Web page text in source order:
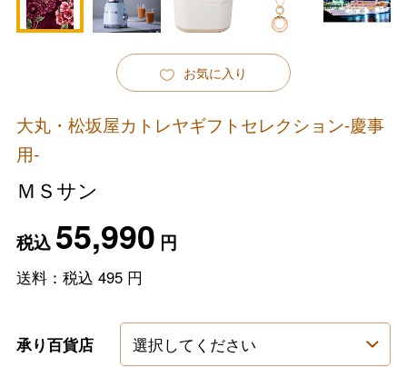
お気に入り
大丸・松坂屋カトレヤギフトセレクション-慶事
用-
ＭＳサン
税込55,990 円
送料：税込 495円
承り百貨店